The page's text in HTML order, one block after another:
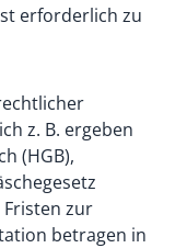
erforderlich zu
z. B. ergeben
(HGB),
Fristen zur
betragen in